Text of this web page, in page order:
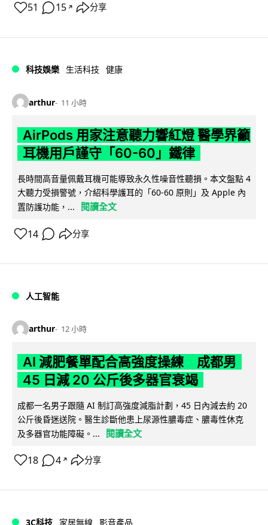
51 15 ↗ 分享
科技娛樂 生活科技 健康
arthur 11 小時
AirPods 用家注意聽力響紅燈 醫學界籲
耳機用戶謹守「60-60」鐵律
長時間高音量佩戴耳機可能導致永久性噪音性聽損。本文盤點 4
大聽力受損警號，介紹科學護耳的「60-60 原則」及 Apple 內
置防護功能，...
閱讀全文
14 分享
人工智能
arthur 12 小時
AI 減肥餐單配合高強度操練 成都男
45 日減 20 公斤後多器官衰竭
成都一名男子跟隨 AI 制訂高強度減脂計劃，45 日內減去約 20
公斤後昏迷送院。醫生診斷他患上尿源性膿毒症、膿毒性休克
及多器官功能障礙。...
閱讀全文
18 4 ↗ 分享
3C科技 家居無線 影音產品